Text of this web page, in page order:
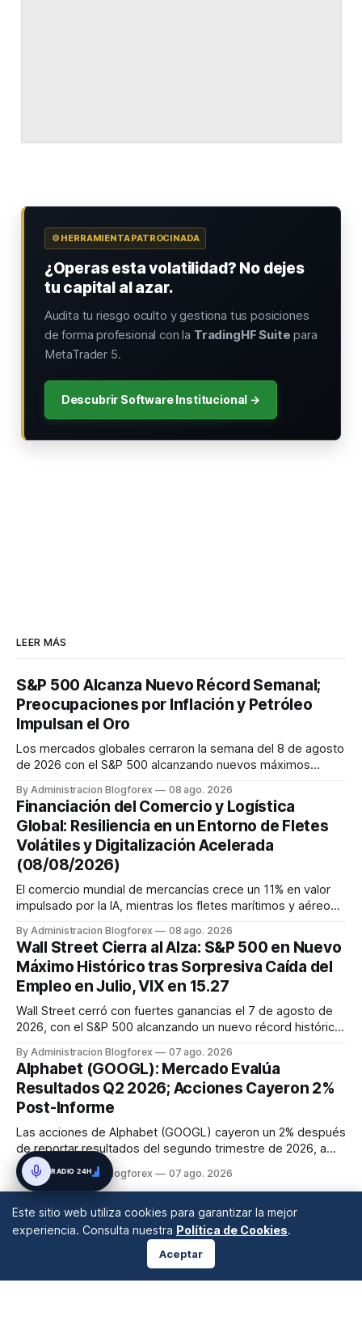
⚙️ HERRAMIENTA PATROCINADA
¿Operas esta volatilidad? No dejes
tu capital al azar.
Audita tu riesgo oculto y gestiona tus posiciones
de forma profesional con la TradingHF Suite para
MetaTrader 5.
Descubrir Software Institucional →
LEER MÁS
S&P 500 Alcanza Nuevo Récord Semanal;
Preocupaciones por Inflación y Petróleo
Impulsan el Oro
Los mercados globales cerraron la semana del 8 de agosto
de 2026 con el S&P 500 alcanzando nuevos máximos
renta fija vio una caída en los rendimientos del Tesoro de
EE. UU. tras un informe de empleo más débil. El petróleo se
mantuvo al ...
By Administracion Blogforex 08 ago. 2026
Financiación del Comercio y Logística
Global: Resiliencia en un Entorno de Fletes
Volátiles y Digitalización Acelerada
(08/08/2026)
El comercio mundial de mercancías crece un 11% en valor
impulsado por la IA, mientras los fletes marítimos y aéreos
disrupciones geopolíticas y congestión. La financiación del
comercio, que depende en un 90% del crédito, se digitaliza
y el mercado...
By Administracion Blogforex 08 ago. 2026
Wall Street Cierra al Alza: S&P 500 en Nuevo
Máximo Histórico tras Sorpresiva Caída del
Empleo en Julio, VIX en 15.27
Wall Street cerró con fuertes ganancias el 7 de agosto de
2026, con el S&P 500 alcanzando un nuevo récord histórico
54,036.93 y el Nasdaq Composite escaló 1.3% a 26,690.62.
El impulso provino de un informe de empleo de julio
inesperadamente ...
By Administracion Blogforex 07 ago. 2026
Alphabet (GOOGL): Mercado Evalúa
Resultados Q2 2026; Acciones Cayeron 2%
Post-Informe
Las acciones de Alphabet (GOOGL) cayeron un 2% después
de reportar resultados del segundo trimestre de 2026, a
pesar de superar las expectativas en ingresos de la nube y
usuarios de Gemini, en un mercado que evalúa el impacto
By Administracion Blogforex 07 ago. 2026
Este sitio web utiliza cookies para garantizar la mejor
experiencia. Consulta nuestra Política de Cookies.
Aceptar
RADIO 24H